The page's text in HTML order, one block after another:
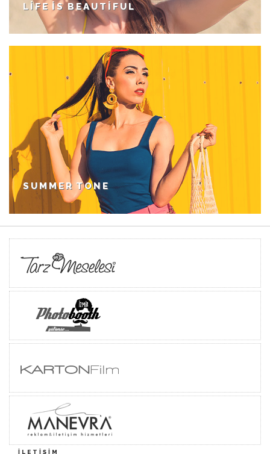
LIFE IS BEAUTIFUL
SUMMER TONE
İLETIŞIM